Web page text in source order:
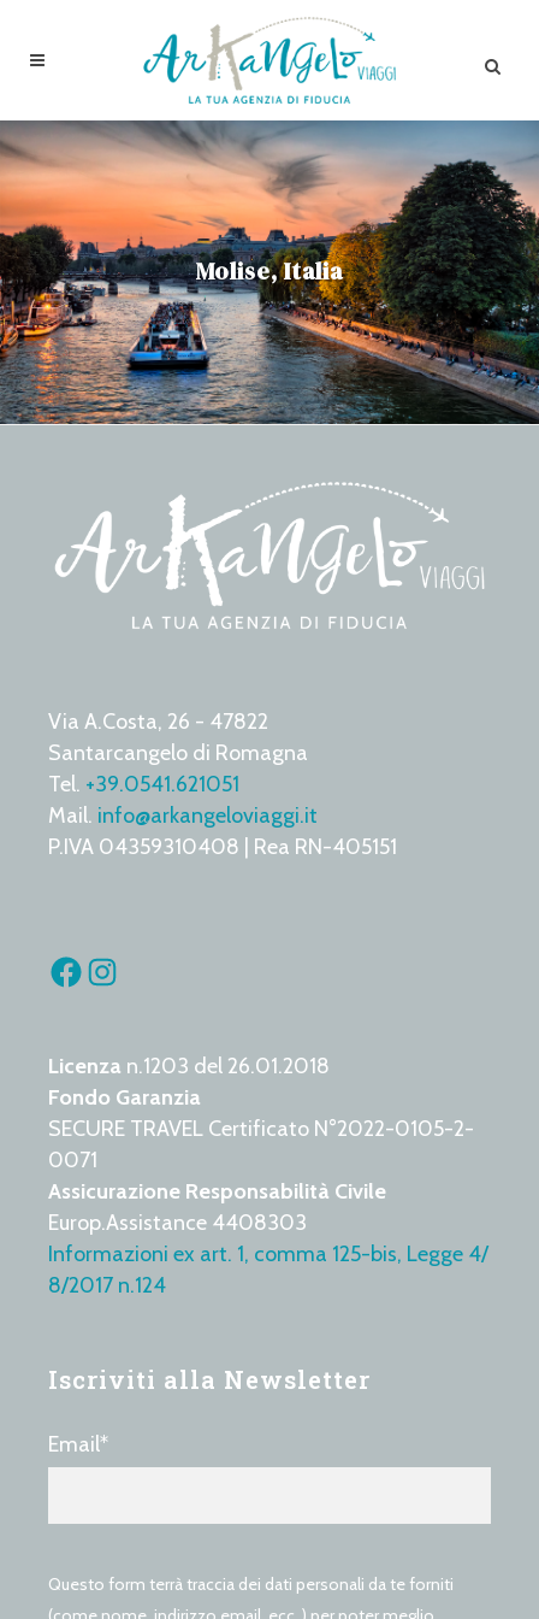
Molise, Italia
Via A.Costa, 26 - 47822
Santarcangelo di Romagna
Tel. +39.0541.621051
Mail. info@arkangeloviaggi.it
P.IVA 04359310408 | Rea RN-405151
Facebook
Instagram
Licenza n.1203 del 26.01.2018
Fondo Garanzia
SECURE TRAVEL Certificato N°2022-0105-2-
0071
Assicurazione Responsabilità Civile
Europ.Assistance 4408303
Informazioni ex art. 1, comma 125-bis, Legge 4/
8/2017 n.124
Iscriviti alla Newsletter
Email*
Questo form terrà traccia dei dati personali da te forniti